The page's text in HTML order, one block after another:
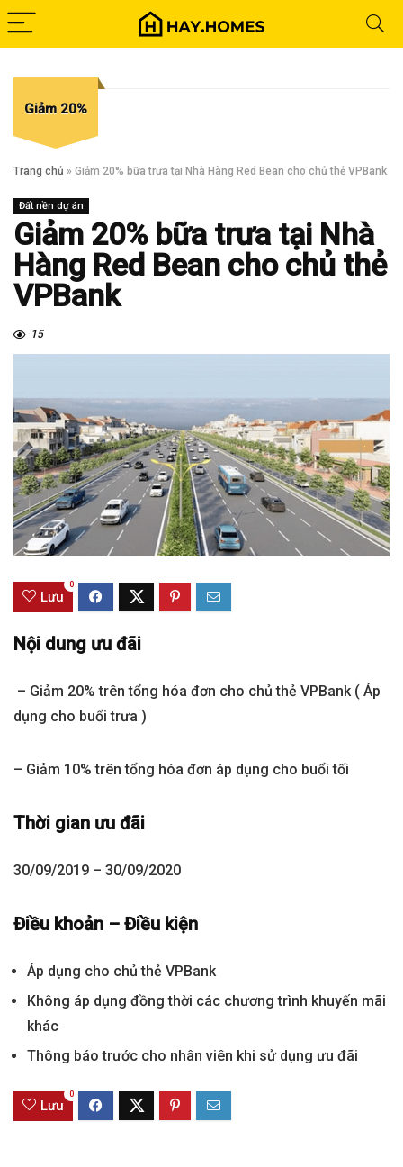
Giảm 20%
Trang chủ » Giảm 20% bữa trưa tại Nhà Hàng Red Bean cho chủ thẻ VPBank
Đất nền dự án
Giảm 20% bữa trưa tại Nhà
Hàng Red Bean cho chủ thẻ
VPBank
15
Lưu
0
Nội dung ưu đãi
– Giảm 20% trên tổng hóa đơn cho chủ thẻ VPBank ( Áp
dụng cho buổi trưa )
– Giảm 10% trên tổng hóa đơn áp dụng cho buổi tối
Thời gian ưu đãi
30/09/2019 – 30/09/2020
Điều khoản – Điều kiện
Áp dụng cho chủ thẻ VPBank
Không áp dụng đồng thời các chương trình khuyến mãi
khác
Thông báo trước cho nhân viên khi sử dụng ưu đãi
Lưu
0